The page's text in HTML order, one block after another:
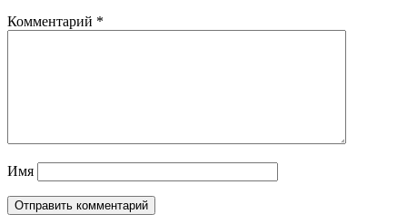
Комментарий *
Имя